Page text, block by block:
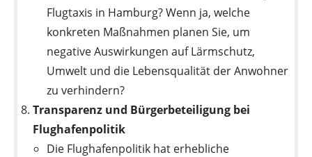
Flugtaxis in Hamburg? Wenn ja, welche
konkreten Maßnahmen planen Sie, um
negative Auswirkungen auf Lärmschutz,
Umwelt und die Lebensqualität der Anwohner
zu verhindern?
Transparenz und Bürgerbeteiligung bei
Flughafenpolitik
Die Flughafenpolitik hat erhebliche